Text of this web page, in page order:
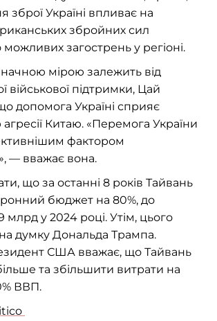
зброї Україні впливає на
збройних сил
можливих загострень у регіоні.
мірою залежить від
військової підтримки, Цай
допомога Україні сприяє
Китаю. «Перемога України
фактором
— вважає вона.
що за останні 8 років Тайвань
бюджет на 80%, до
млрд у 2024 році. Утім, цього
думку Дональда Трампа.
США вважає, що Тайвань
та збільшити витрати на
ВВП.